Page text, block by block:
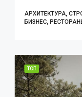
АРХИТЕКТУРА,
БИЗНЕС,
ТОП